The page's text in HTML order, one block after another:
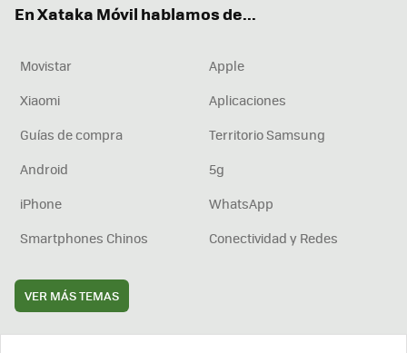
En Xataka Móvil hablamos de...
Movistar
Apple
Xiaomi
Aplicaciones
Guías de compra
Territorio Samsung
Android
5g
iPhone
WhatsApp
Smartphones Chinos
Conectividad y Redes
VER MÁS TEMAS